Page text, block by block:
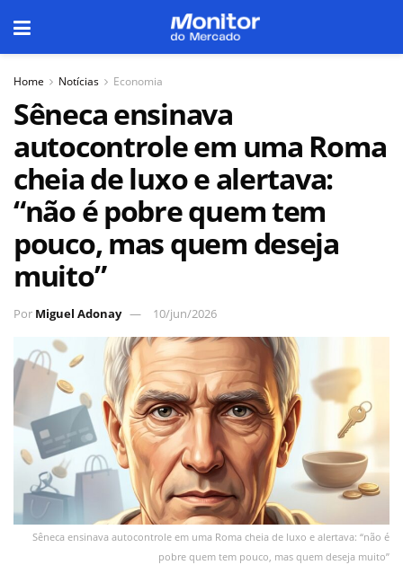
Home Notícias Economia
Sêneca ensinava
autocontrole em uma Roma
cheia de luxo e alertava:
“não é pobre quem tem
pouco, mas quem deseja
muito”
Por Miguel Adonay 10/jun/2026
Sêneca ensinava autocontrole em uma Roma cheia de luxo e alertava: “não é
pobre quem tem pouco, mas quem deseja muito”